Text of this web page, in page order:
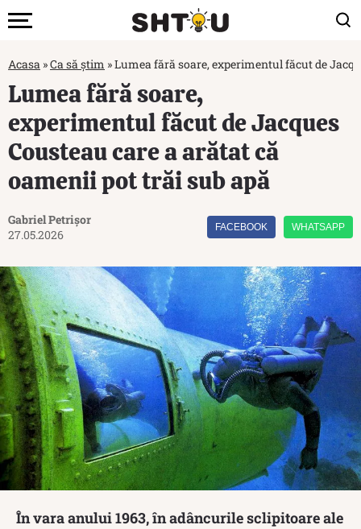
Acasa »Ca să știm »Lumea fără soare, experimentul făcut de
Lumea fără soare,
experimentul făcut de Jacques
Cousteau care a arătat că
oamenii pot trăi sub apă
Gabriel Petrișor
27.05.2026
FACEBOOK WHATSAPP
În vara anului 1963, în adâncurile sclipitoare ale